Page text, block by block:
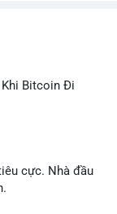
mục đích tái
hạn, hoặc
lên thị trường
tháo. Tuy nhiên,
chỉ ví nguồn để
Khi Bitcoin Đi
cực. Nhà đầu